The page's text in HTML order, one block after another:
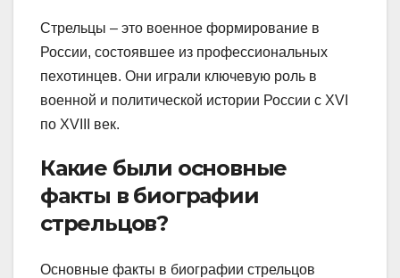
Стрельцы – это военное формирование в
России, состоявшее из профессиональных
пехотинцев. Они играли ключевую роль в
военной и политической истории России с XVI
по XVIII век.
Какие были основные
факты в биографии
стрельцов?
Основные факты в биографии стрельцов